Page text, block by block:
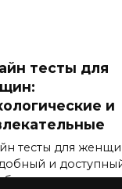
тесты для
и
тесты для
и